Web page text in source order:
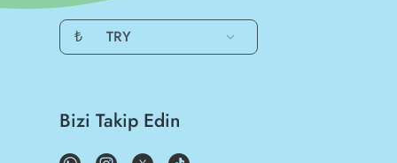
₺ TRY
Bizi Takip Edin